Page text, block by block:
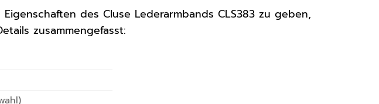
des Cluse Lederarmbands CLS383 zu geben,
zusammengefasst: